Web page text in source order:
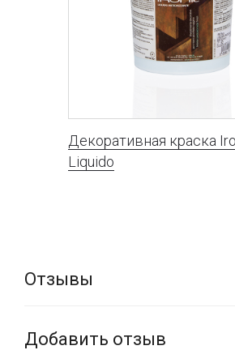
Декоративная краска
Liquido
Отзывы
Добавить отзыв